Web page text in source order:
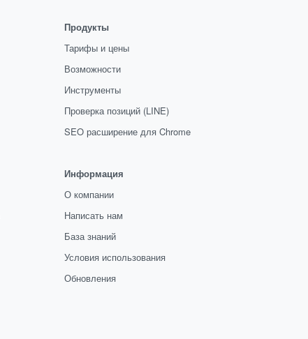
Продукты
Тарифы и цены
Возможности
Инструменты
Проверка позиций (LINE)
SEO расширение для Chrome
Информация
О компании
Написать нам
База знаний
Условия использования
Обновления